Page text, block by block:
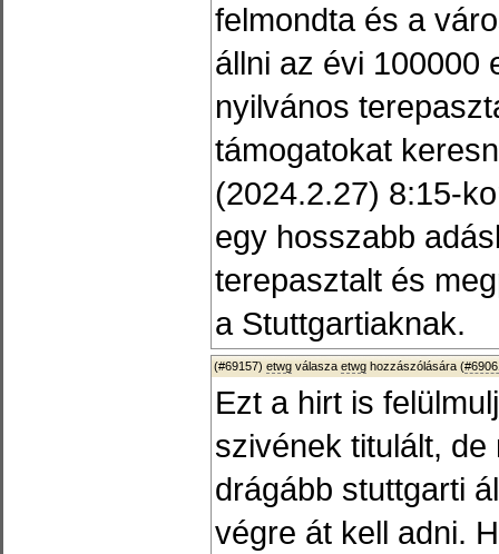
felmondta és a
állni az évi 100000
nyilvános
támogatokat
(2024.2.27) 8:15-
egy hosszabb
terepasztalt és
a Stuttgartiaknak.
(#69157) etwg válasza etwg hozzászólására (
Ezt a hirt is
szivének titulált,
drágább stuttgarti
végre át kell adni.